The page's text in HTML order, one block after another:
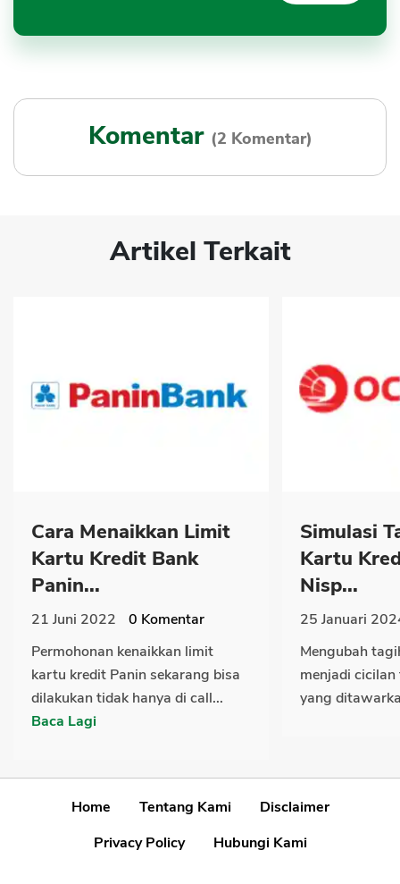
Komentar (2 Komentar)
Artikel Terkait
Cara Menaikkan Limit
Kartu Kredit Bank
Panin...
21 Juni 2022 0 Komentar
Permohonan kenaikkan limit
kartu kredit Panin sekarang bisa
dilakukan tidak hanya di call...
Baca Lagi
Simulasi
Kartu
Nisp...
25 Januari
Mengubah
menjadi
yang
Home Tentang Kami
Disclaimer
Privacy Policy
Hubungi Kami